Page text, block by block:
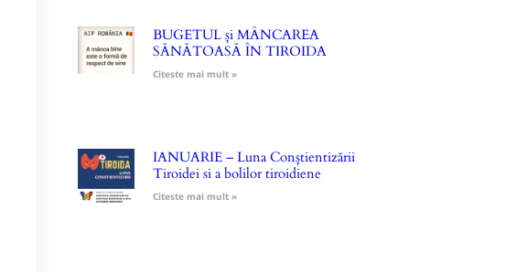
BUGETUL și MÂNCAREA
SĂNĂTOASĂ ÎN TIROIDA
Citeste mai mult »
IANUARIE – Luna Conștientizării
Tiroidei si a bolilor tiroidiene
Citeste mai mult »